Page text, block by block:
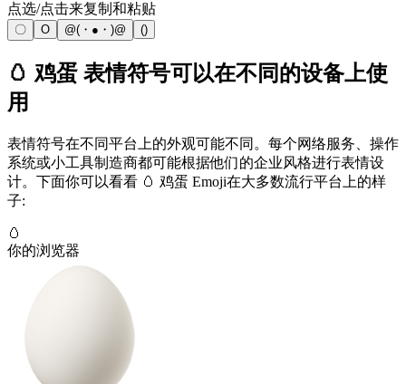
点选/点击来复制和粘贴
〇 O @(・●・)@ ()
🥚 鸡蛋 表情符号可以在不同的设备上使
用
表情符号在不同平台上的外观可能不同。每个网络服务、操作
系统或小工具制造商都可能根据他们的企业风格进行表情设
计。下面你可以看看 🥚 鸡蛋 Emoji在大多数流行平台上的样
子:
🥚
你的浏览器